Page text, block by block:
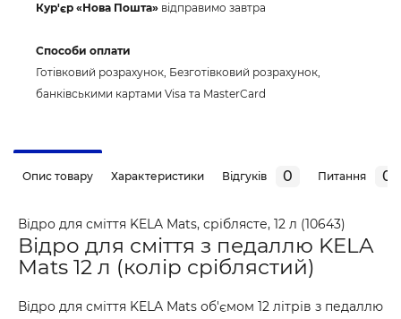
Кур'єр «Нова Пошта» відправимо завтра
Способи оплати
Готівковий розрахунок, Безготівковий розрахунок,
банківськими картами Visa та MasterCard
Опис товару Характеристики Відгуків 0 Питання 0
Відро для сміття KELA Mats, сріблясте, 12 л (10643)
Відро для сміття з педаллю KELA
Mats 12 л (колір сріблястий)
Відро для сміття KELA Mats об'ємом 12 літрів з педаллю